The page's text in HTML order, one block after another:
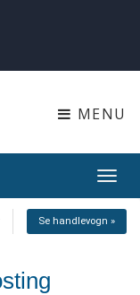
MENU
Se handlevogn »